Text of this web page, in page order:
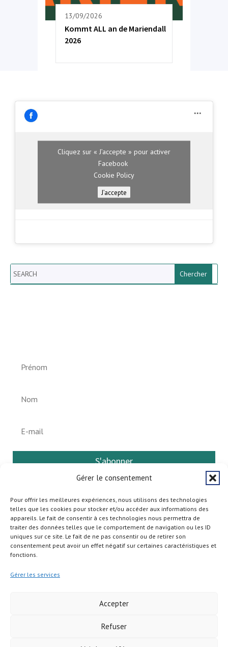
Gérer le consentement
Pour offrir les meilleures expériences, nous utilisons des technologies
telles que les cookies pour stocker et/ou accéder aux informations des
appareils. Le fait de consentir à ces technologies nous permettra de
traiter des données telles que le comportement de navigation ou les ID
uniques sur ce site. Le fait de ne pas consentir ou de retirer son
consentement peut avoir un effet négatif sur certaines caractéristiques et
fonctions.
Gérer les services
Accepter
Refuser
13/09/2026
Kommt ALL an de Mariendall
2026
Cliquez sur « J’accepte » pour activer
Facebook
Cookie Policy
J’accepte
Search
S'abonner
Copyright © 2026